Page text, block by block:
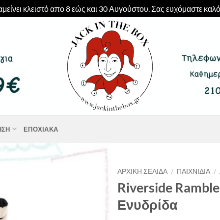
κλειστό απο 8 εώς και 30 Αυγούστου. Σας ευχόμαστε
ΕΠΟΧΙΑΚΆ
ΑΡΧΙΚΉ ΣΕΛΊΔΑ / ΠΑΙΧΝΊΔΙΑ /
Riverside
Ενυδρίδα